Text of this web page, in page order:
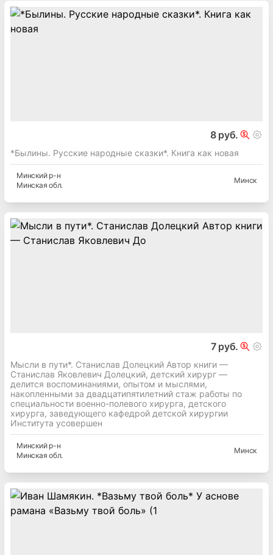
8 руб.
*Былины. Русские народные сказки*. Книга как новая
Минскийр-н
Минская обл.
Минск
7 руб.
Мысли в пути*. Станислав Долецкий Автор книги —
Станислав Яковлевич Долецкий, детский хирург —
делится воспоминаниями, опытом и мыслями,
накопленными за двадцатипятилетний стаж работы по
специальности военно-полевого хирурга, детского
хирурга, заведующего кафедрой детской хирургии
Института усовершен
Минскийр-н
Минская обл.
Минск